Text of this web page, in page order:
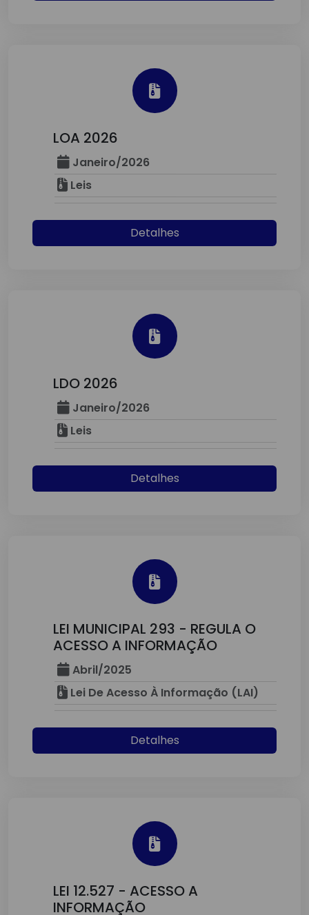
LOA 2026
Janeiro/2026
Leis
Detalhes
LDO 2026
Janeiro/2026
Leis
Detalhes
LEI MUNICIPAL 293 - REGULA O
ACESSO A INFORMAÇÃO
Abril/2025
Lei De Acesso À Informação (LAI)
Detalhes
LEI 12.527 - ACESSO A
INFORMAÇÃO